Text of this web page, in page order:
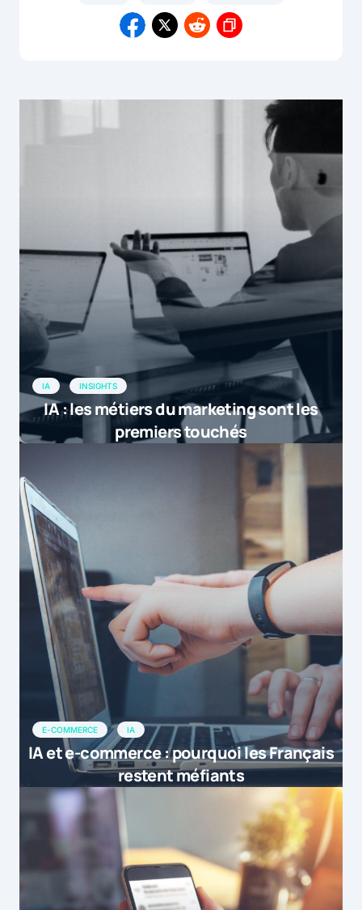
IA INSIGHTS
IA : les métiers du marketing sont les
premiers touchés
E-COMMERCE IA
IA et e-commerce : pourquoi les Français
restent méfiants